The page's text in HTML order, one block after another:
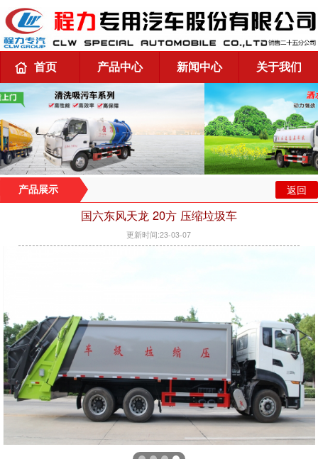
首页 产品中心 新闻中心 关于我们
产品展示 返回
国六东风天龙 20方 压缩垃圾车
更新时间:23-03-07